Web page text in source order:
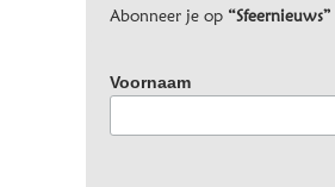
Abonneer je op “Sfeernieuws”
Voornaam